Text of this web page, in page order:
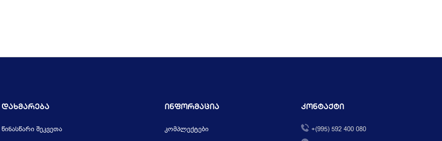
Დახმარება
წინასწარი შეკვეთა
Ინფორმაცია
კომპლექტები
Კონტაქტი
+(995) 592 400 080